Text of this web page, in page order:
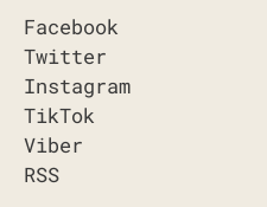
Facebook
Twitter
Instagram
TikTok
Viber
RSS